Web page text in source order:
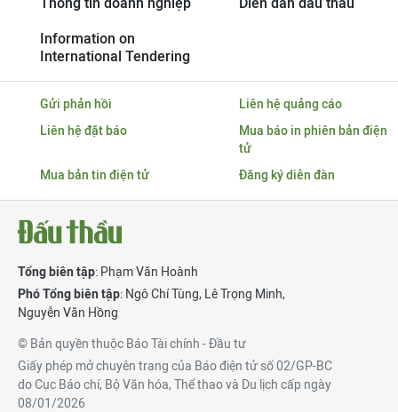
Information on
International Tendering
Gửi phản hồi
Liên hệ quảng cáo
Liên hệ đặt báo
Mua báo in phiên bản điện
tử
Mua bản tin điện tử
Đăng ký diễn đàn
Tổng biên tập: Phạm Văn Hoành
Phó Tổng biên tập: Ngô Chí Tùng, Lê Trọng Minh,
Nguyễn Văn Hồng
© Bản quyền thuộc Báo Tài chính - Đầu tư
Giấy phép mở chuyên trang của Báo điện tử số 02/GP-BC
do Cục Báo chí, Bộ Văn hóa, Thể thao và Du lịch cấp ngày
08/01/2026